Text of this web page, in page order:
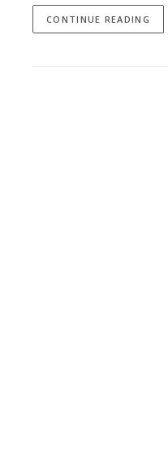
CONTINUE READING